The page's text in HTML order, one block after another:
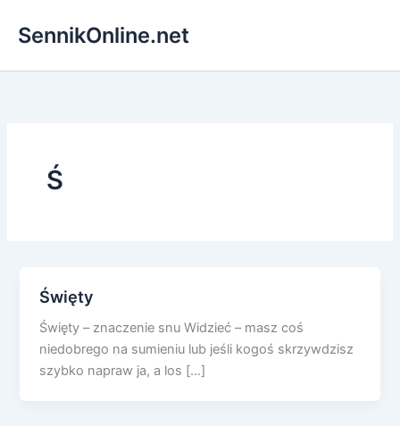
SennikOnline.net
Ś
Święty
Święty – znaczenie snu Widzieć – masz coś
niedobrego na sumieniu lub jeśli kogoś skrzywdzisz
szybko napraw ja, a los […]